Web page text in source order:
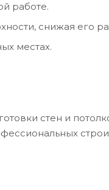
работе.
снижая его
местах.
стен и